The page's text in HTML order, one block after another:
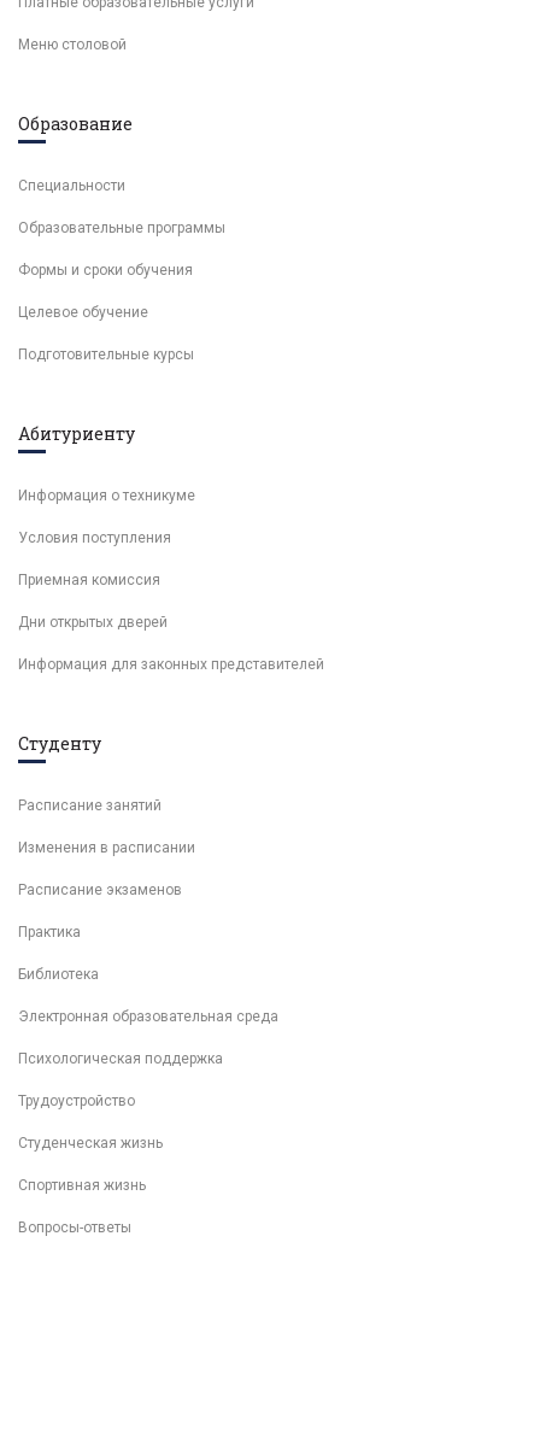
Меню столовой
Образование
Специальности
Образовательные программы
Формы и сроки обучения
Целевое обучение
Подготовительные курсы
Абитуриенту
Информация о техникуме
Условия поступления
Приемная комиссия
Дни открытых дверей
Информация для законных представителей
Студенту
Расписание занятий
Изменения в расписании
Расписание экзаменов
Практика
Библиотека
Электронная образовательная среда
Психологическая поддержка
Трудоустройство
Студенческая жизнь
Спортивная жизнь
Вопросы-ответы